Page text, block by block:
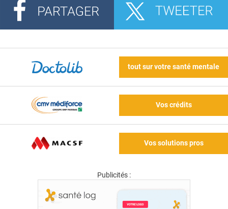
tout sur votre santé mentale
Vos crédits
Vos solutions pros
Publicités :